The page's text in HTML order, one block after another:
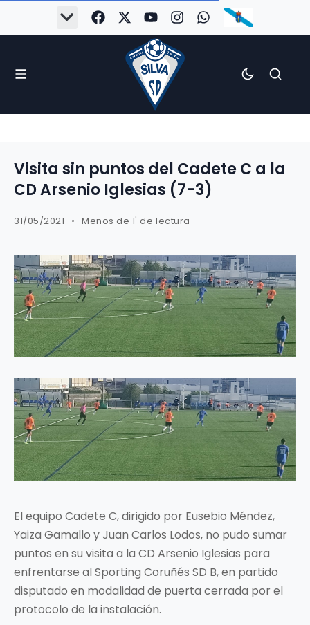
Visita sin puntos del Cadete C a la
CD Arsenio Iglesias (7-3)
31/05/2021 Menos de 1' de lectura
El equipo Cadete C, dirigido por Eusebio Méndez,
Yaiza Gamallo y Juan Carlos Lodos, no pudo sumar
puntos en su visita a la CD Arsenio Iglesias para
enfrentarse al Sporting Coruñés SD B, en partido
disputado en modalidad de puerta cerrada por el
protocolo de la instalación.